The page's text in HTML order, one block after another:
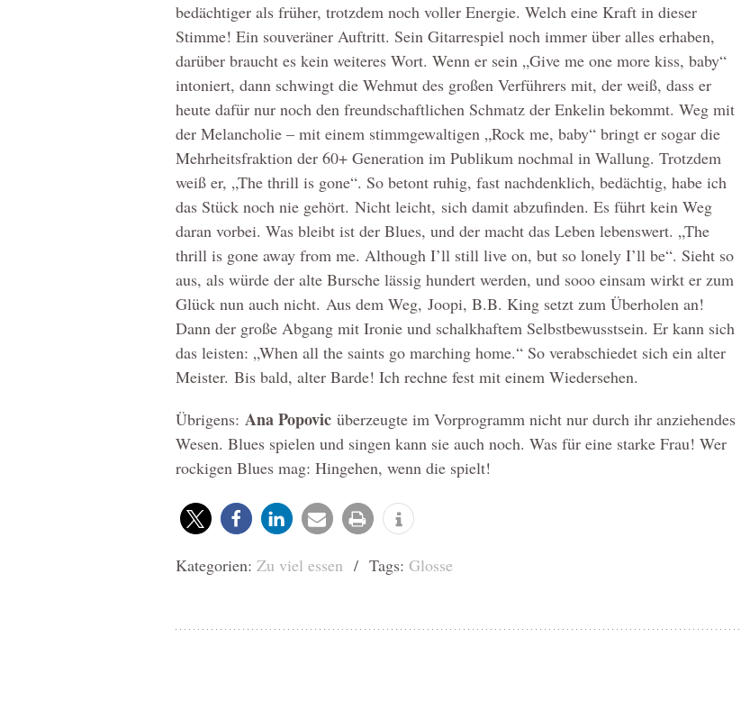
bedächtiger als früher, trotzdem noch voller Energie. Welch eine Kraft in dieser
Stimme! Ein souveräner Auftritt. Sein Gitarrespiel noch immer über alles erhaben,
darüber braucht es kein weiteres Wort. Wenn er sein „Give me one more kiss, baby“
intoniert, dann schwingt die Wehmut des großen Verführers mit, der weiß, dass er
heute dafür nur noch den freundschaftlichen Schmatz der Enkelin bekommt. Weg mit
der Melancholie – mit einem stimmgewaltigen „Rock me, baby“ bringt er sogar die
Mehrheitsfraktion der 60+ Generation im Publikum nochmal in Wallung. Trotzdem
weiß er, „The thrill is gone“. So betont ruhig, fast nachdenklich, bedächtig, habe ich
das Stück noch nie gehört. Nicht leicht, sich damit abzufinden. Es führt kein Weg
daran vorbei. Was bleibt ist der Blues, und der macht das Leben lebenswert. „The
thrill is gone away from me. Although I’ll still live on, but so lonely I’ll be“. Sieht so
aus, als würde der alte Bursche lässig hundert werden, und sooo einsam wirkt er zum
Glück nun auch nicht. Aus dem Weg, Joopi, B.B. King setzt zum Überholen an!
Dann der große Abgang mit Ironie und schalkhaftem Selbstbewusstsein. Er kann sich
das leisten: „When all the saints go marching home.“ So verabschiedet sich ein alter
Meister. Bis bald, alter Barde! Ich rechne fest mit einem Wiedersehen.
Übrigens: Ana Popovicüberzeugte im Vorprogramm nicht nur durch ihr anziehendes
Wesen. Blues spielen und singen kann sie auch noch. Was für eine starke Frau! Wer
rockigen Blues mag: Hingehen, wenn die spielt!
Kategorien: Zu viel essen / Tags: Glosse